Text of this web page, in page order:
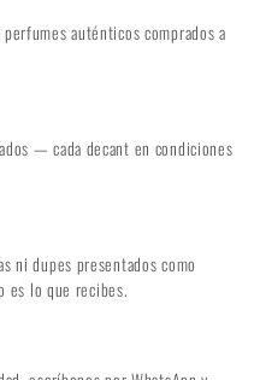
auténticos comprados a
— cada decant en condiciones
ni dupes presentados como
es lo que recibes.